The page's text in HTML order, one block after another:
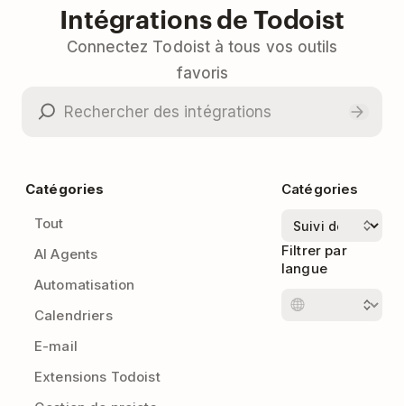
Intégrations de Todoist
Connectez Todoist à tous vos outils
favoris
Catégories
Tout
AI Agents
Automatisation
Calendriers
E-mail
Extensions Todoist
Catégories
Filtrer par
langue